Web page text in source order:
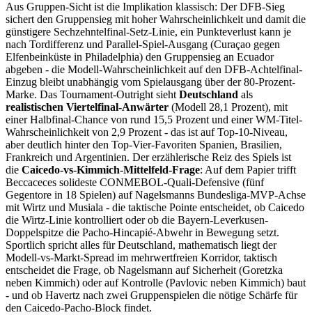
Aus Gruppen-Sicht ist die Implikation klassisch: Der DFB-Sieg
sichert den Gruppensieg mit hoher Wahrscheinlichkeit und damit die
günstigere Sechzehntelfinal-Setz-Linie, ein Punkteverlust kann je
nach Tordifferenz und Parallel-Spiel-Ausgang (Curaçao gegen
Elfenbeinküste in Philadelphia) den Gruppensieg an Ecuador
abgeben - die Modell-Wahrscheinlichkeit auf den DFB-Achtelfinal-
Einzug bleibt unabhängig vom Spielausgang über der 80-Prozent-
Marke. Das Tournament-Outright sieht Deutschland als
realistischen Viertelfinal-Anwärter (Modell 28,1 Prozent), mit
einer Halbfinal-Chance von rund 15,5 Prozent und einer WM-Titel-
Wahrscheinlichkeit von 2,9 Prozent - das ist auf Top-10-Niveau,
aber deutlich hinter den Top-Vier-Favoriten Spanien, Brasilien,
Frankreich und Argentinien. Der erzählerische Reiz des Spiels ist
die Caicedo-vs-Kimmich-Mittelfeld-Frage: Auf dem Papier trifft
Beccaceces solideste CONMEBOL-Quali-Defensive (fünf
Gegentore in 18 Spielen) auf Nagelsmanns Bundesliga-MVP-Achse
mit Wirtz und Musiala - die taktische Pointe entscheidet, ob Caicedo
die Wirtz-Linie kontrolliert oder ob die Bayern-Leverkusen-
Doppelspitze die Pacho-Hincapié-Abwehr in Bewegung setzt.
Sportlich spricht alles für Deutschland, mathematisch liegt der
Modell-vs-Markt-Spread im mehrwertfreien Korridor, taktisch
entscheidet die Frage, ob Nagelsmann auf Sicherheit (Goretzka
neben Kimmich) oder auf Kontrolle (Pavlovic neben Kimmich) baut
- und ob Havertz nach zwei Gruppenspielen die nötige Schärfe für
den Caicedo-Pacho-Block findet.